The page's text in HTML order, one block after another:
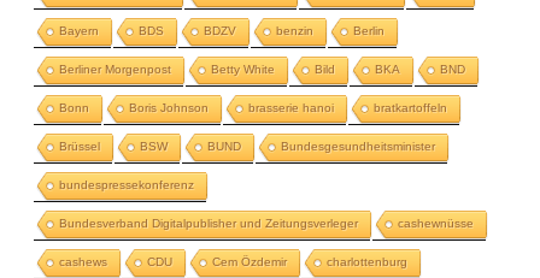
Bayern BDS BDZV benzin Berlin
Berliner Morgenpost Betty White Bild BKA BND
Bonn Boris Johnson brasserie hanoi bratkartoffeln
Brüssel BSW BUND Bundesgesundheitsminister
bundespressekonferenz
Bundesverband Digitalpublisher und Zeitungsverleger cashewnüsse
cashews CDU Cem Özdemir charlottenburg